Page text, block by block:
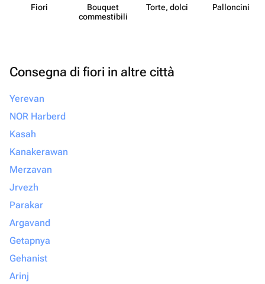
Fiori
Bouquet
commes​tibili
Torte, dolci Pall​oncini
Consegna di fiori in altre città
Yerevan
NOR Harberd
Kasah
Kanakerawan
Merzavan
Jrvezh
Parakar
Argavand
Getapnya
Gehanist
Arinj